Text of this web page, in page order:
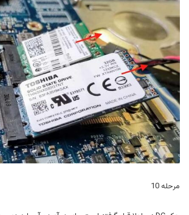
مرحله 10